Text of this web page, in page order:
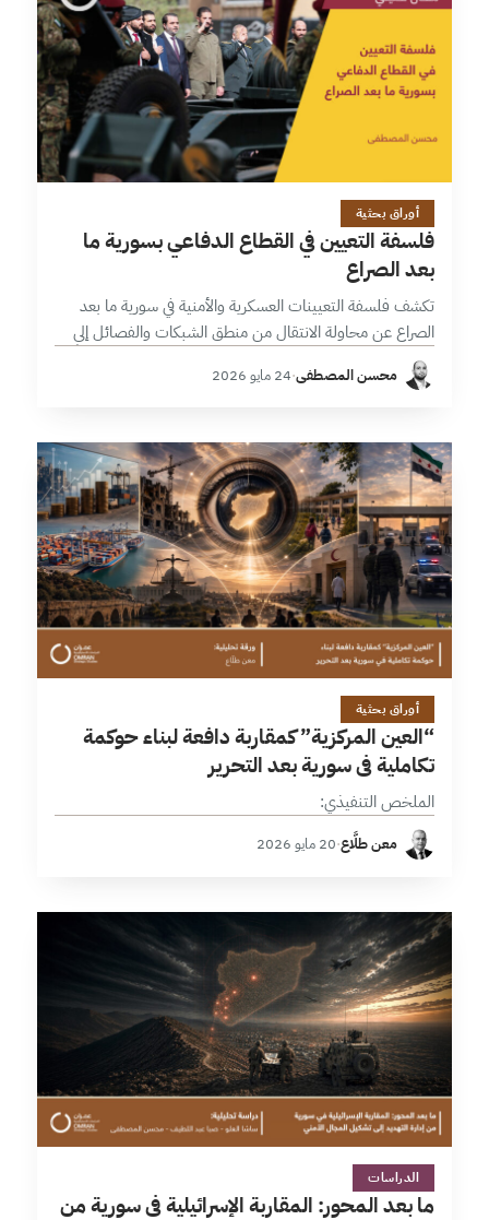
11 دقائق
أوراق بحثية
فلسفة التعيين في القطاع الدفاعي بسورية ما
بعد الصراع
تكشف فلسفة التعيينات العسكرية والأمنية في سورية ما بعد
الصراع عن محاولة الانتقال من منطق الشبكات والفصائل إلى
منطق الدولة والمؤسسة، غير أن هذا الانتقال ما يزال محكوماً
بتوازنٍ حساس…
محسن المصطفى·24 مايو 2026
2 دقائق
أوراق بحثية
“العين المركزية” كمقاربة دافعة لبناء حوكمة
تكاملية في سورية بعد التحرير
الملخص التنفيذي:
معن طلَّاع·20 مايو 2026
3 دقائق
الدراسات
ما بعد المحور: المقاربة الإسرائيلية في سورية من